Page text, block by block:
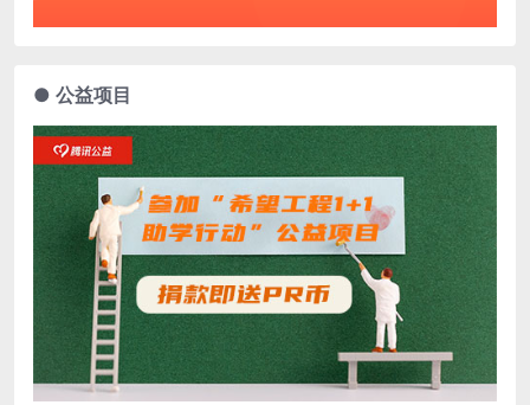
● 公益项目